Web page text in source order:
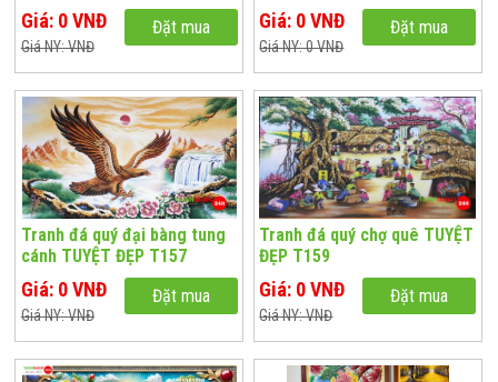
Giá: 0 VNĐ
Giá NY: VNĐ
Đặt mua Giá: 0 VNĐ
Giá NY: 0 VNĐ
Đặt mua
Tranh đá quý đại bàng tung
cánh TUYỆT ĐẸP T157
Giá: 0 VNĐ
Giá NY: VNĐ
Đặt mua
Tranh đá quý chợ quê TUYỆT
ĐẸP T159
Giá: 0 VNĐ
Giá NY: VNĐ
Đặt mua